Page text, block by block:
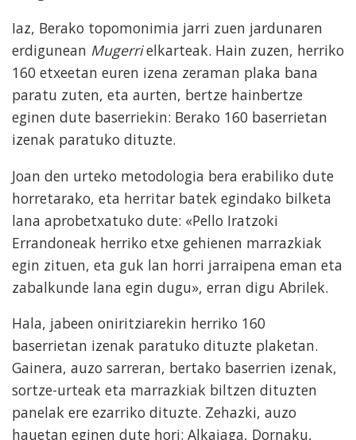
Iaz, Berako topomonimia jarri zuen jardunaren
erdigunean Mugerrielkarteak. Hain zuzen, herriko
160 etxeetan euren izena zeraman plaka bana
paratu zuten, eta aurten, bertze hainbertze
eginen dute baserriekin: Berako 160 baserrietan
izenak paratuko dituzte.
Joan den urteko metodologia bera erabiliko dute
horretarako, eta herritar batek egindako bilketa
lana aprobetxatuko dute: «Pello Iratzoki
Errandoneak herriko etxe gehienen marrazkiak
egin zituen, eta guk lan horri jarraipena eman eta
zabalkunde lana egin dugu», erran digu Abrilek.
Hala, jabeen oniritziarekin herriko 160
baserrietan izenak paratuko dituzte plaketan.
Gainera, auzo sarreran, bertako baserrien izenak,
sortze-urteak eta marrazkiak biltzen dituzten
panelak ere ezarriko dituzte. Zehazki, auzo
hauetan eginen dute hori: Alkaiaga, Dornaku,